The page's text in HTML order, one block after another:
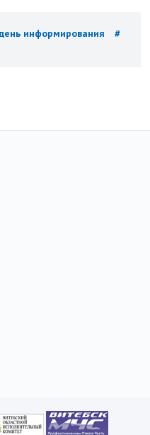
информирования
#